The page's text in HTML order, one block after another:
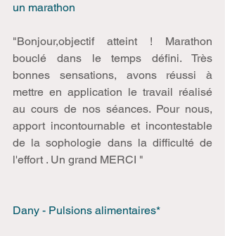
un marathon
"Bonjour,objectif atteint ! Marathon
bouclé dans le temps défini. Très
bonnes sensations, avons réussi à
mettre en application le travail réalisé
au cours de nos séances. Pour nous,
apport incontournable et incontestable
de la sophologie dans la difficulté de
l'effort . Un grand MERCI "
Dany - Pulsions alimentaires*